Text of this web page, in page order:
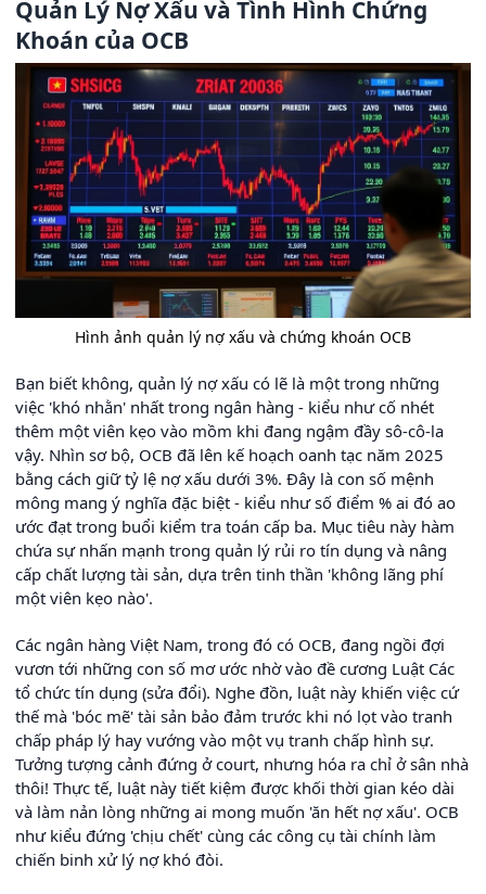
Quản Lý Nợ Xấu và Tình Hình Chứng
Khoán của OCB
Hình ảnh quản lý nợ xấu và chứng khoán OCB
Bạn biết không, quản lý nợ xấu có lẽ là một trong những
việc 'khó nhằn' nhất trong ngân hàng - kiểu như cố nhét
thêm một viên kẹo vào mồm khi đang ngậm đầy sô-cô-la
vậy. Nhìn sơ bộ, OCB đã lên kế hoạch oanh tạc năm 2025
bằng cách giữ tỷ lệ nợ xấu dưới 3%. Đây là con số mệnh
mông mang ý nghĩa đặc biệt - kiểu như số điểm % ai đó ao
ước đạt trong buổi kiểm tra toán cấp ba. Mục tiêu này hàm
chứa sự nhấn mạnh trong quản lý rủi ro tín dụng và nâng
cấp chất lượng tài sản, dựa trên tinh thần 'không lãng phí
một viên kẹo nào'.
Các ngân hàng Việt Nam, trong đó có OCB, đang ngồi đợi
vươn tới những con số mơ ước nhờ vào đề cương Luật Các
tổ chức tín dụng (sửa đổi). Nghe đồn, luật này khiến việc cứ
thế mà 'bóc mẽ' tài sản bảo đảm trước khi nó lọt vào tranh
chấp pháp lý hay vướng vào một vụ tranh chấp hình sự.
Tưởng tượng cảnh đứng ở court, nhưng hóa ra chỉ ở sân nhà
thôi! Thực tế, luật này tiết kiệm được khối thời gian kéo dài
và làm nản lòng những ai mong muốn 'ăn hết nợ xấu'. OCB
như kiểu đứng 'chịu chết' cùng các công cụ tài chính làm
chiến binh xử lý nợ khó đòi.